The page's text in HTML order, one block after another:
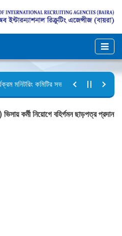
মনিটরিং কমিটির সভার কার্যবিবরণী প্রেরণ।
কর্মী নিয়োগে বহির্গমন ছাড়পত্র প্রদান